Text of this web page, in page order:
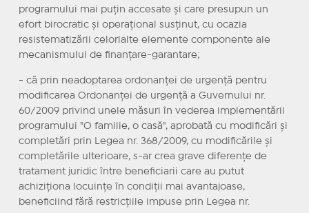
programului mai puțin accesate și care presupun un
efort birocratic și operațional susținut, cu ocazia
resistematizării celorlalte elemente componente ale
mecanismului de finanțare-garantare;
- că prin neadoptarea ordonanței de urgență pentru
modificarea Ordonanței de urgență a Guvernului nr.
60/2009 privind unele măsuri în vederea implementării
programului "O familie, o casă", aprobată cu modificări și
completări prin Legea nr. 368/2009, cu modificările și
completările ulterioare, s-ar crea grave diferențe de
tratament juridic între beneficiarii care au putut
achiziționa locuințe în condiții mai avantajoase,
beneficiind fără restricțiile impuse prin Legea nr.